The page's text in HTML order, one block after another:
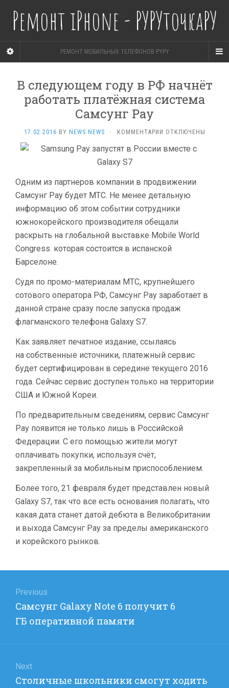
Ремонт iPhone - РУРУточкаРУ
РЕМОНТ МОБИЛЬНЫХ ТЕЛЕФОНОВ PYPY
В следующем году в РФ начнёт
работать платёжная система
Самсунг Pay
17.02.2016 BY NEWS NEWS · КОММЕНТАРИИ К
В СЛЕДУЮЩЕМ
РФ
РАБОТАТЬ
ПЛАТЁЖНАЯ
СИСТЕМА
PAY
ОТКЛЮЧЕНЫ
Одним из партнеров компании в продвижении
Самсунг Pay будет МТС. Не менее детальную
информацию об этом событии сотрудники
южнокорейского производителя обещали
раскрыть на глобальной выставке Mobile World
Congress. которая состоится в испанской
Барселоне.
Судя по промо-материалам МТС, крупнейшего
сотового оператора РФ, Самсунг Pay заработает в
данной стране сразу после запуска продаж
флагманского телефона Galaxy S7.
Как заявляет печатное издание, ссылаясь
на собственные источники, платежный сервис
будет сертифицирован в середине текущего 2016
года. Сейчас сервис доступен только на территории
США и Южной Кореи.
По предварительным сведениям, сервис Самсунг
Pay появится не только лишь в Российской
Федерации. С его помощью жители могут
оплачивать покупки, используя счёт,
закрепленный за мобильным приспособлением.
Более того, 21 февраля будет представлен новый
Galaxy S7, так что все есть основания полагать, что
какая дата станет датой дебюта в Великобритании
и выхода Самсунг Pay за пределы американского
и корейского рынков.
по
записям
Previous
Previous
post:
Самсунг Galaxy Note 6 получит 6
ГБ оперативной памяти
Next
Next
Столичные школьники смогут ходить